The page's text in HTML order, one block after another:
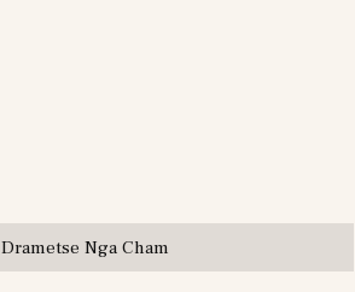
Drametse Nga Cham